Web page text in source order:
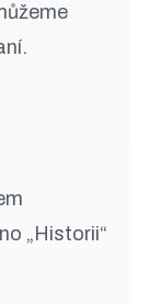
​„Historii“